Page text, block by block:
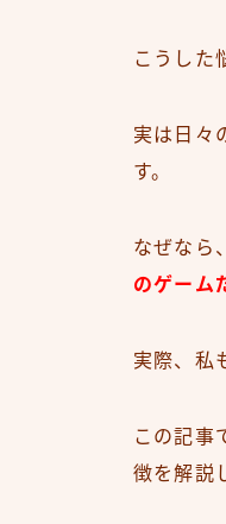
こうした
実は日々
す。
なぜなら、
のゲーム
実際、私
この記事
徴を解説